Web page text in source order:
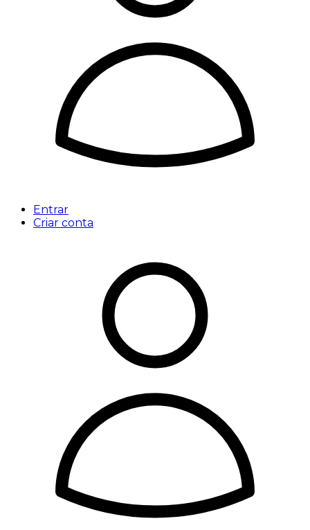
Entrar
Criar conta